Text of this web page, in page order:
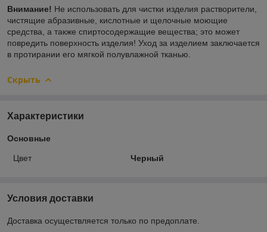
Внимание! Не использовать для чистки изделия растворители,
чистящие абразивные, кислотные и щелочные моющие
средства, а также спиртосодержащие вещества; это может
повредить поверхность изделия! Уход за изделием заключается
в протирании его мягкой полувлажной тканью.
Скрыть
Характеристики
Основные
Цвет Черный
Условия доставки
Доставка осуществляется только по предоплате.